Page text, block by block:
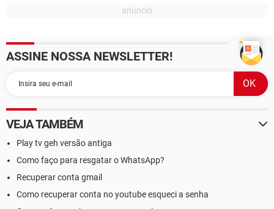
ASSINE NOSSA NEWSLETTER!
VEJA TAMBÉM
Play tv geh versão antiga
Como faço para resgatar o WhatsApp?
Recuperar conta gmail
Como recuperar conta no youtube esqueci a senha